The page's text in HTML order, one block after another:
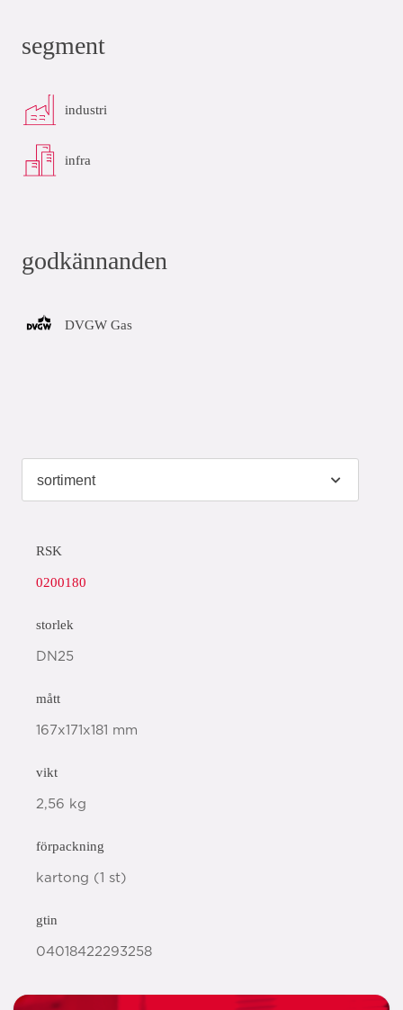
segment
industri
infra
godkännanden
DVGW Gas
RSK
0200180
storlek
DN25
mått
167x171x181 mm
vikt
2,56 kg
förpackning
kartong (1 st)
gtin
04018422293258